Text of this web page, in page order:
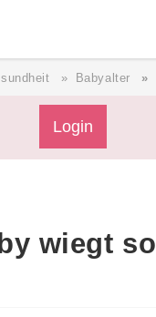
Babyalter
Login
wiegt so